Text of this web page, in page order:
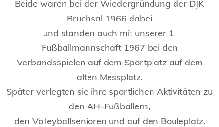
Beide waren bei der Wiedergründung der DJK
Bruchsal 1966 dabei
und standen auch mit unserer 1.
Fußballmannschaft 1967 bei den
Verbandsspielen auf dem Sportplatz auf dem
alten Messplatz.
Später verlegten sie ihre sportlichen Aktivitäten zu
den AH-Fußballern,
den Volleyballsenioren und auf den Bouleplatz.